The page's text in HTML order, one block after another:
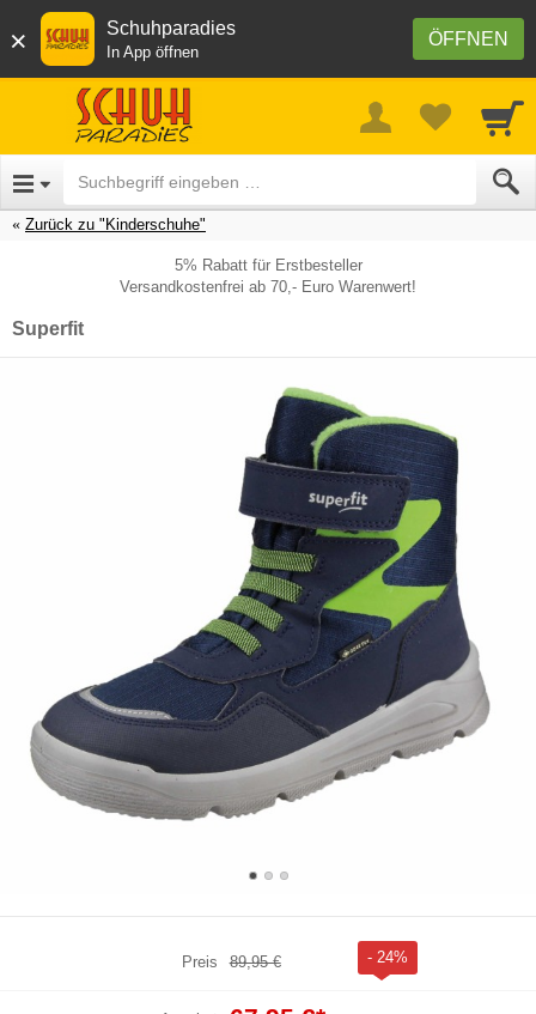
× ÖFFNEN
Schuhparadies
In App öffnen
Zurück zu "Kinderschuhe"
5% Rabatt für Erstbesteller
Versandkostenfrei ab 70,- Euro Warenwert!
Superfit
Preis 89,95 € - 24%